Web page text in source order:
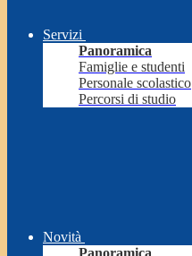
Servizi
Panoramica
Famiglie e studenti
Personale scolastico
Percorsi di studio
Novità